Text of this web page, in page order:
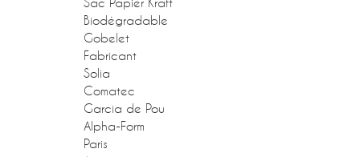
Biodégradable
Gobelet
Fabricant
Solia
Comatec
Garcia de Pou
Alpha-Form
Paris